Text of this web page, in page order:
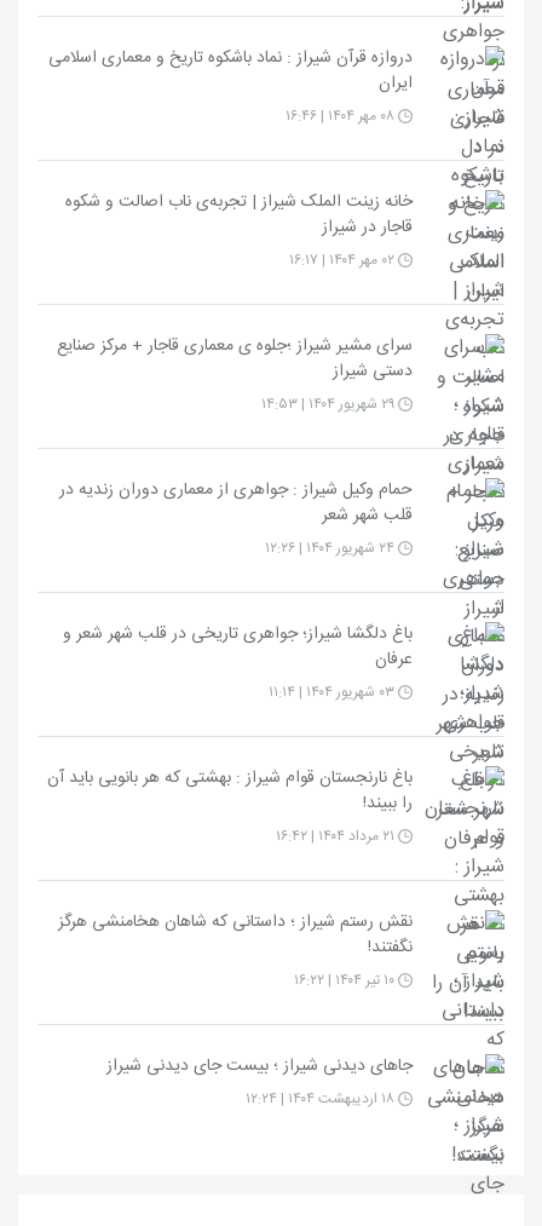
دروازه قرآن شیراز : نماد باشکوه تاریخ و معماری اسلامی
ایران
خانه زینت الملک شیراز | تجربه‌ی ناب اصالت و شکوه
قاجار در شیراز
سرای مشیر شیراز ؛جلوه ی معماری قاجار + مرکز صنایع
دستی شیراز
حمام وکیل شیراز : جواهری از معماری دوران زندیه در
قلب شهر شعر
باغ دلگشا شیراز؛ جواهری تاریخی در قلب شهر شعر و
عرفان
باغ نارنجستان قوام شیراز : بهشتی که هر بانویی باید آن
را ببیند!
نقش رستم شیراز ؛ داستانی که شاهان هخامنشی هرگز
نگفتند!
جاهای دیدنی شیراز ؛ بیست جای دیدنی شیراز